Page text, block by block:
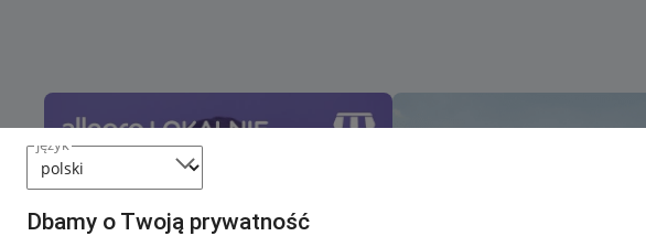
język
Dbamy o Twoją prywatność